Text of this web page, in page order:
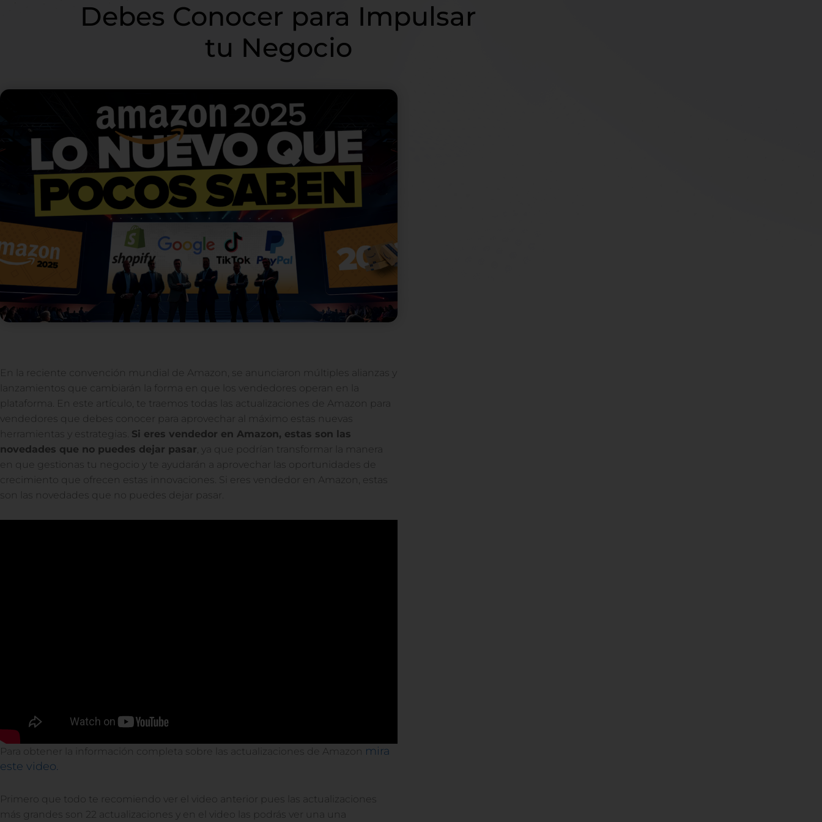
Debes Conocer para Impulsar
tu Negocio
En la reciente convención mundial de Amazon, se anunciaron múltiples alianzas y
lanzamientos que cambiarán la forma en que los vendedores operan en la
plataforma. En este artículo, te traemos todas las actualizaciones de Amazon para
vendedores que debes conocer para aprovechar al máximo estas nuevas
herramientas y estrategias. Si eres vendedor en Amazon, estas son las
novedades que no puedes dejar pasar, ya que podrían transformar la manera
en que gestionas tu negocio y te ayudarán a aprovechar las oportunidades de
crecimiento que ofrecen estas innovaciones. Si eres vendedor en Amazon, estas
son las novedades que no puedes dejar pasar.
Para obtener la información completa sobre las actualizaciones de Amazon mira
este video.
Primero que todo te recomiendo ver el video anterior pues las actualizaciones
más grandes son 22 actualizaciones y en el video las podrás ver una una